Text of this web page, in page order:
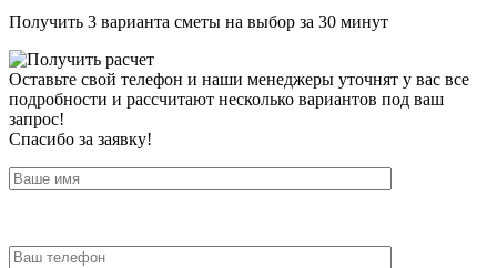
Получить 3 варианта сметы на выбор за 30 минут
Оставьте свой телефон и наши менеджеры уточнят у вас все
подробности и рассчитают несколько вариантов под ваш
запрос!
Спасибо за заявку!